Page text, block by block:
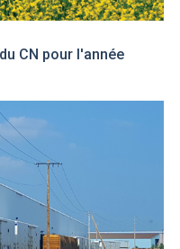
CN pour l'année